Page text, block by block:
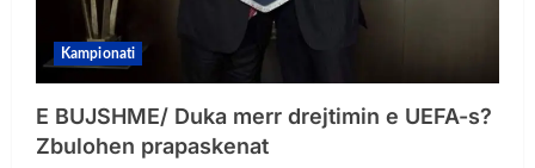
Kampionati
E BUJSHME/ Duka merr drejtimin e UEFA-s?
Zbulohen prapaskenat